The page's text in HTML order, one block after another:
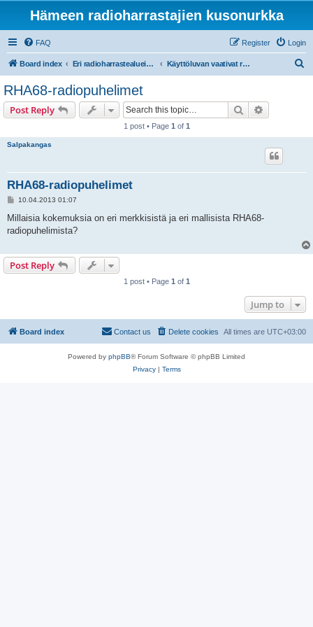
Hämeen radioharrastajien kusonurkka
FAQ Login
Register
Board index Eri radioharrastealueiden mukaiset osastot Käyttöluvan vaativat radiot ja taajuudet
RHA68-radiopuhelimet
Post Reply Search
1 post • Page 1 of 1
Salpakangas
RHA68-radiopuhelimet
P
s
10.04.2013 01:07
Millaisia kokemuksia on eri merkkisistä ja eri mallisista RHA68-
radiopuhelimista?
Post Reply
1 post • Page 1 of 1
Jump to
Board index All times are UTC+03:00
Delete cookies
Contact us
Powered by phpBB® Forum Software © phpBB Limited
Privacy| Terms